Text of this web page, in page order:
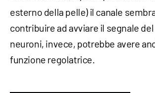
esterno della pelle) il canale
contribuire ad avviare il segnale
neuroni, invece, potrebbe avere
funzione regolatrice.